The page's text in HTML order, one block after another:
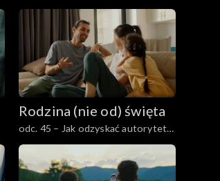
Rodzina (nie od) święta
odc. 45 – Jak odzyskać autorytet
rodzica w świecie internetu,
influencerów i rówieśników?